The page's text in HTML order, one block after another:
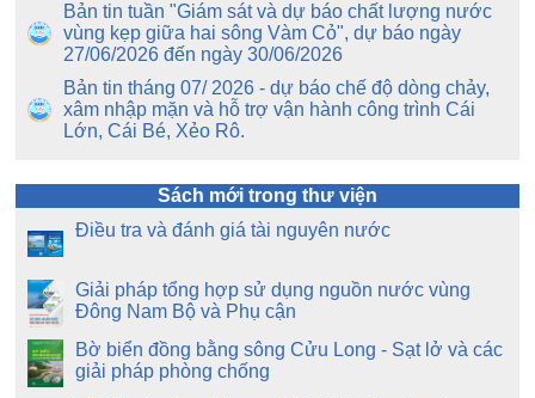
Bản tin tuần "Giám sát và dự báo chất lượng nước
vùng kẹp giữa hai sông Vàm Cỏ", dự báo ngày
27/06/2026 đến ngày 30/06/2026
Bản tin tháng 07/ 2026 - dự báo chế độ dòng chảy,
xâm nhập mặn và hỗ trợ vận hành công trình Cái
Lớn, Cái Bé, Xẻo Rô.
Sách mới trong thư viện
Điều tra và đánh giá tài nguyên nước
Giải pháp tổng hợp sử dụng nguồn nước vùng
Đông Nam Bộ và Phụ cận
Bờ biển đồng bằng sông Cửu Long - Sạt lở và các
giải pháp phòng chống